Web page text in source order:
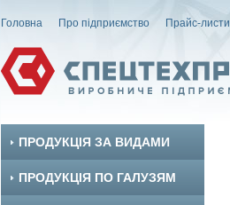
Головна Про підприємство Прайс-листи
ПРОДУКЦІЯ ЗА ВИДАМИ
ПРОДУКЦІЯ ПО ГАЛУЗЯМ